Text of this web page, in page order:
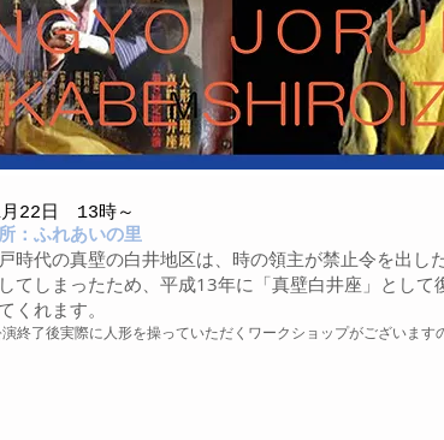
22日 13時～
：ふれあいの里
時代の真壁の白井地区は、時の領主が禁止令を出
てしまったため、平成13年に「真壁白井座」とし
くれます。
終了後実際に人形を操っていただくワークショップがございます